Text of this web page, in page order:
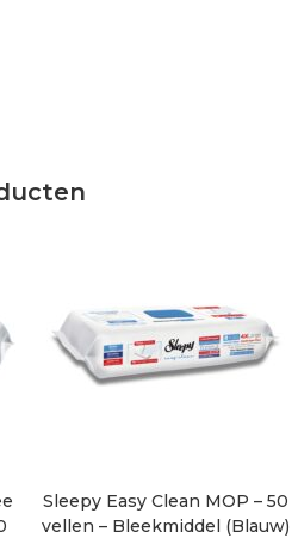
Sleepy Easy Clean MOP – 50
vellen – Bleekmiddel (Blauw)